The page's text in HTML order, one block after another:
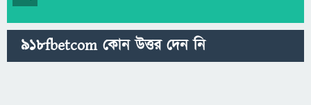
918fbetcom কোন উত্তর দেন নি